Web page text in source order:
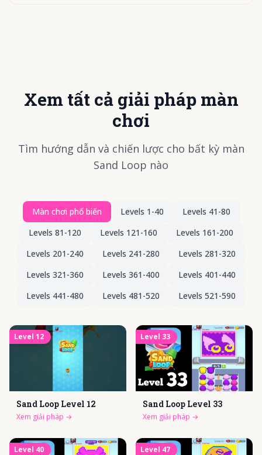
Xem tất cả giải pháp màn
chơi
Tìm hướng dẫn và chiến lược cho bất kỳ màn
Sand Loop nào
Màn chơi phổ biến Levels 1-40 Levels 41-80
Levels 81-120 Levels 121-160 Levels 161-200
Levels 201-240 Levels 241-280 Levels 281-320
Levels 321-360 Levels 361-400 Levels 401-440
Levels 441-480 Levels 481-520 Levels 521-590
Level 12
Sand Loop Level 12
Xem giải pháp →
Level 33
Sand Loop Level 33
Xem giải pháp →
Level 40 Level 47